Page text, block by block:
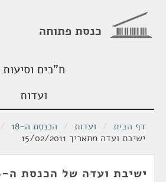
כנסת פתוחה
ח"כים וסיעות
ועדות
דף הבית / ועדות / הכנסת ה-18 /
ישיבת ועדה מתאריך 15/02/2011